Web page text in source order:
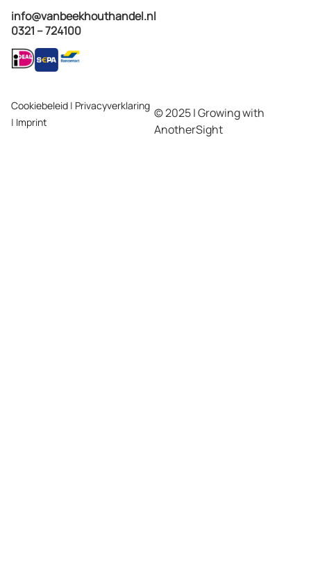
info@vanbeekhouthandel.nl
0321 – 724100
© 2025 | Growing with
AnotherSight
Cookiebeleid | Privacyverklaring
| Imprint